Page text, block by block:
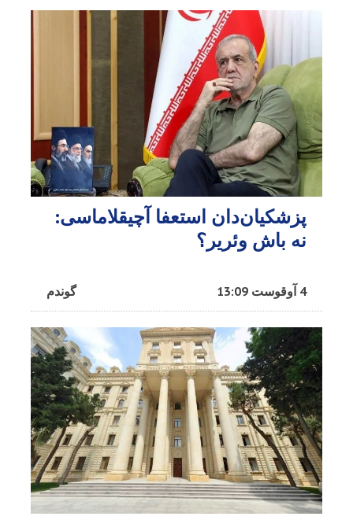
پزشکیان‌دان استعفا آچیقلاماسی:
نه باش وئریر؟
گوندم 4 آوقوست 13:09